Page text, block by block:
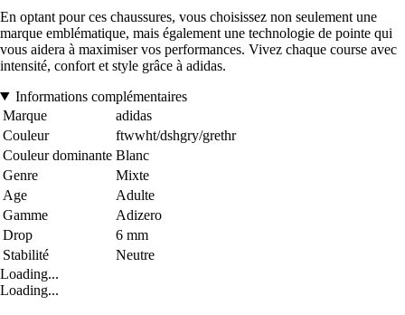
En optant pour ces chaussures, vous choisissez non seulement une
marque emblématique, mais également une technologie de pointe qui
vous aidera à maximiser vos performances. Vivez chaque course avec
intensité, confort et style grâce à adidas.
Informations complémentaires
Marque
adidas
Couleur
ftwwht/dshgry/grethr
Couleur dominante Blanc
Genre
Mixte
Age
Adulte
Gamme
Adizero
Drop
6 mm
Stabilité
Neutre
Loading...
Loading...